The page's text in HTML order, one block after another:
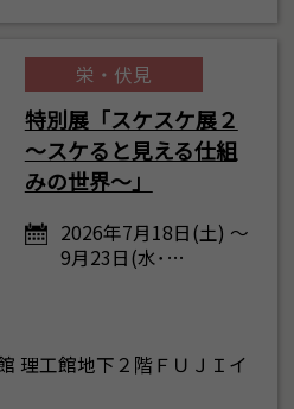
栄・伏見
特別展「スケスケ展２
～スケると見える仕組
みの世界～」
2026年7月18日(土) ～
9月23日(水･…
理工館地下２階ＦＵＪＩイ